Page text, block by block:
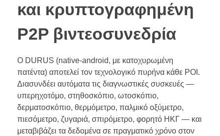
και κρυπτογραφημένη
P2P βιντεοσυνεδρία
Ο DURUS (native-android, με κατοχυρωμένη
πατέντα) αποτελεί τον τεχνολογικό πυρήνα κάθε POI.
Διασυνδέει αυτόματα τις διαγνωστικές συσκευές —
υπερηχοτόμο, στηθοσκόπιο, ωτοσκόπιο,
δερματοσκόπιο, θερμόμετρο, παλμικό οξύμετρο,
πιεσόμετρο, ζυγαριά, σπιρόμετρο, φορητό ΗΚΓ — και
μεταβιβάζει τα δεδομένα σε πραγματικό χρόνο στον